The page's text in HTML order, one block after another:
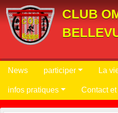
CLUB
News participer La
infos pratiques Contact
Panneau de gestion des cookies